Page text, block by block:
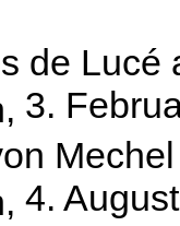
de Lucé
3.
4.